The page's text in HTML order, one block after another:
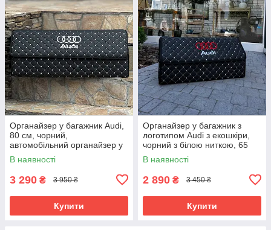
Органайзер у багажник Audi,
80 см, чорний,
автомобільний органайзер у
багажник
В наявності
3 290 ₴ 3 950 ₴
Купити
Органайзер у багажник з
логотипом Audi з екошкіри,
чорний з білою ниткою, 65
см, саквояж
В наявності
2 890 ₴ 3 450 ₴
Купити